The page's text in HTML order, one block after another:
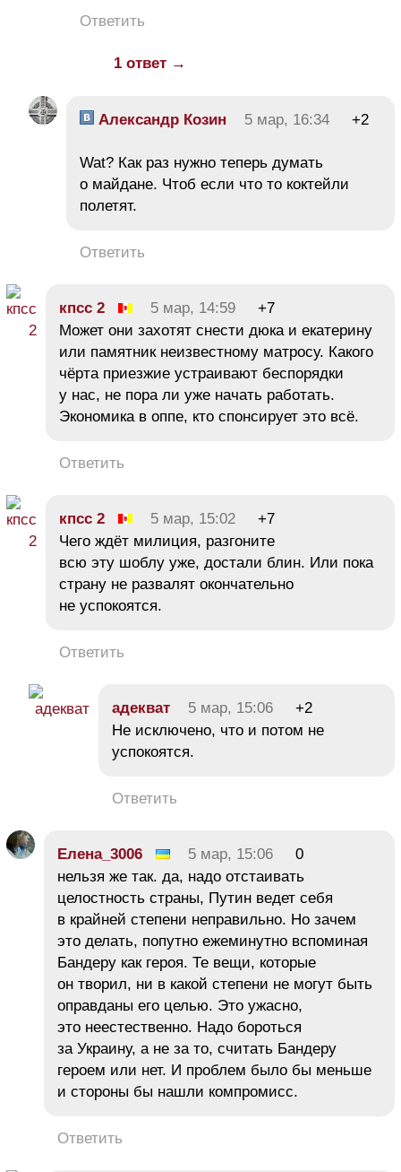
Ответить
1 ответ →
Александр Козин 5 мар, 16:34 +2
Wat? Как раз нужно теперь думать
о майдане. Чтоб если что то коктейли
полетят.
Ответить
кпсс 2 5 мар, 14:59
+7
Может они захотят снести дюка и екатерину
или памятник неизвестному матросу. Какого
чёрта приезжие устраивают беспорядки
у нас, не пора ли уже начать работать.
Экономика в оппе, кто спонсирует это всё.
Ответить
кпсс 2 5 мар, 15:02
+7
Чего ждёт милиция, разгоните
всю эту шоблу уже, достали блин. Или пока
страну не развалят окончательно
не успокоятся.
Ответить
адекват 5 мар, 15:06
+2
Не исключено, что и потом не
успокоятся.
Ответить
Елена_3006 5 мар, 15:06
0
нельзя же так. да, надо отстаивать
целостность страны, Путин ведет себя
в крайней степени неправильно. Но зачем
это делать, попутно ежеминутно вспоминая
Бандеру как героя. Те вещи, которые
он творил, ни в какой степени не могут быть
оправданы его целью. Это ужасно,
это неестественно. Надо бороться
за Украину, а не за то, считать Бандеру
героем или нет. И проблем было бы меньше
и стороны бы нашли компромисс.
Ответить